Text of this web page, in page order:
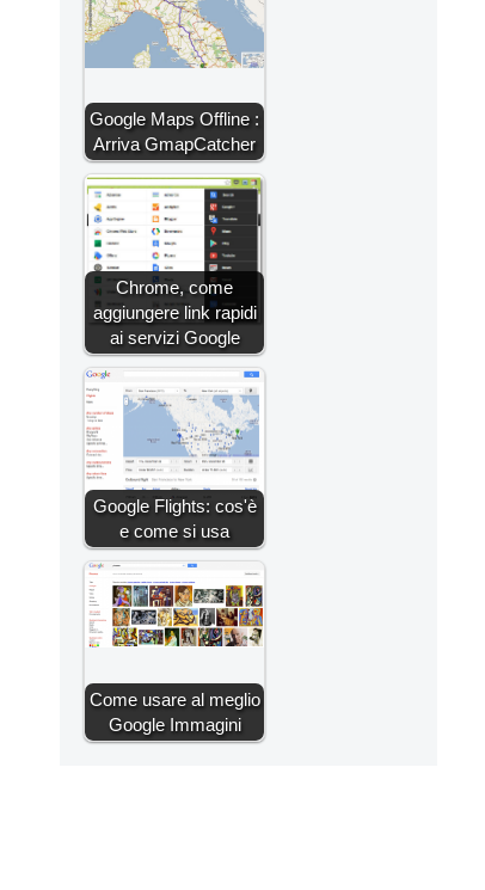
Google Maps Offline :
Arriva GmapCatcher
Chrome, come
aggiungere link rapidi
ai servizi Google
Google Flights: cos'è
e come si usa
Come usare al meglio
Google Immagini